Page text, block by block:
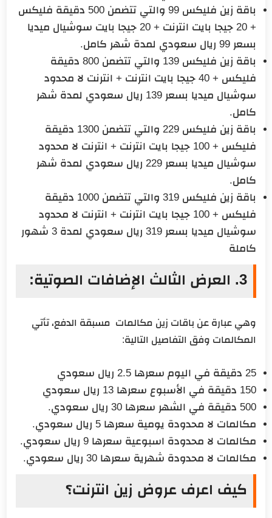
باقة زين فليكس 99 والتي تتضمن 500 دقيقة فليكس
+ 20 جيجا بايت انترنت + 20 جيجا بايت سوشيال ميديا
بسعر 99 ريال سعودي لمدة شهر كامل.
باقة زين فليكس 139 والتي تتضمن 800 دقيقة
فليكس + 40 جيجا بايت انترنت + انترنت لا محدود
سوشيال ميديا بسعر 139 ريال سعودي لمدة شهر
كامل.
باقة زين فليكس 229 والتي تتضمن 1300 دقيقة
فليكس + 100 جيجا بايت انترنت + انترنت لا محدود
سوشيال ميديا بسعر 229 ريال سعودي لمدة شهر
كامل.
باقة زين فليكس 319 والتي تتضمن 1000 دقيقة
فليكس + 100 جيجا بايت انترنت + انترنت لا محدود
سوشيال ميديا بسعر 319 ريال سعودي لمدة 3 شهور
كاملة
3. العرض الثالث الإضافات الصوتية:
وهي عبارة عن باقات زين مكالمات مسبقة الدفع، تأتي
المكالمات وفق التفاصيل التالية:
25 دقيقة في اليوم سعرها 2.5 ريال سعودي
150 دقيقة في الأسبوع سعرها 13 ريال سعودي
500 دقيقة في الشهر سعرها 30 ريال سعودي.
مكالمات لا محدودة يومية سعرها 5 ريال سعودي.
مكالمات لا محدودة اسبوعية سعرها 9 ريال سعودي.
مكالمات لا محدودة شهرية سعرها 30 ريال سعودي.
كيف اعرف عروض زين انترنت؟